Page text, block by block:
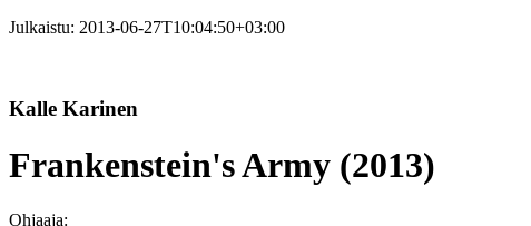
Julkaistu: 2013-06-27T10:04:50+03:00
Kalle Karinen
Frankenstein's Army (2013)
Ohjaaja: